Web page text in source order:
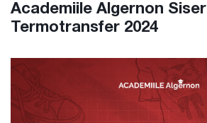
Academiile Algernon Siser
Termotransfer 2024